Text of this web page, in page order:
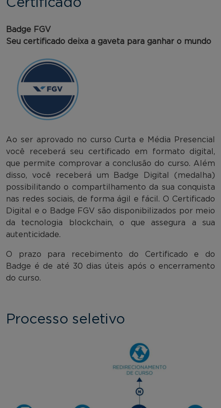
Certificado
Badge FGV
Seu certificado deixa a gaveta para ganhar o mundo
Ao ser aprovado no curso Curta e Média Presencial
você receberá seu certificado em formato digital,
que permite comprovar a conclusão do curso. Além
disso, você receberá um Badge Digital (medalha)
possibilitando o compartilhamento da sua conquista
nas redes sociais, de forma ágil e fácil. O Certificado
Digital e o Badge FGV são disponibilizados por meio
da tecnologia blockchain, o que assegura a sua
autenticidade.
O prazo para recebimento do Certificado e do
Badge é de até 30 dias úteis após o encerramento
do curso.
Processo seletivo